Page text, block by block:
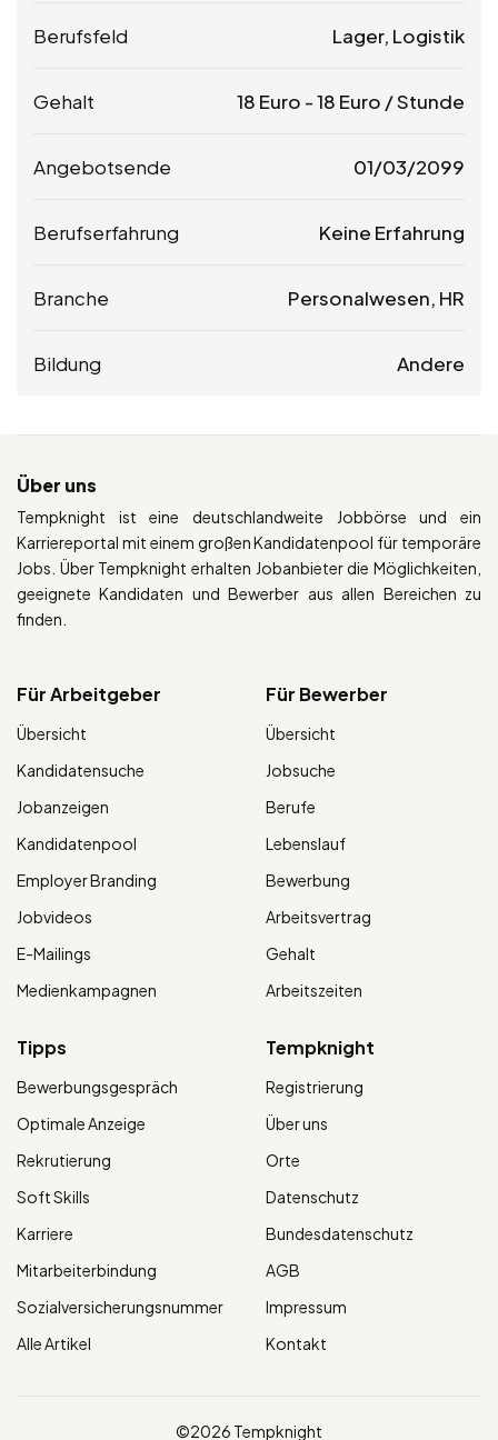
Berufsfeld Lager, Logistik
Gehalt 18 Euro -18 Euro / Stunde
Angebotsende 01/03/2099
Berufserfahrung Keine Erfahrung
Branche Personalwesen, HR
Bildung Andere
Über uns
Tempknight ist eine deutschlandweite Jobbörse und ein
Karriereportal mit einem großen Kandidatenpool für temporäre
Jobs. Über Tempknight erhalten Jobanbieter die Möglichkeiten,
geeignete Kandidaten und Bewerber aus allen Bereichen zu
finden.
Für Arbeitgeber
Übersicht
Kandidatensuche
Jobanzeigen
Kandidatenpool
Employer Branding
Jobvideos
E-Mailings
Medienkampagnen
Für Bewerber
Übersicht
Jobsuche
Berufe
Lebenslauf
Bewerbung
Arbeitsvertrag
Gehalt
Arbeitszeiten
Tipps
Bewerbungsgespräch
Optimale Anzeige
Rekrutierung
Soft Skills
Karriere
Mitarbeiterbindung
Sozialversicherungsnummer
Alle Artikel
Tempknight
Registrierung
Über uns
Orte
Datenschutz
Bundesdatenschutz
AGB
Impressum
Kontakt
©2026 Tempknight